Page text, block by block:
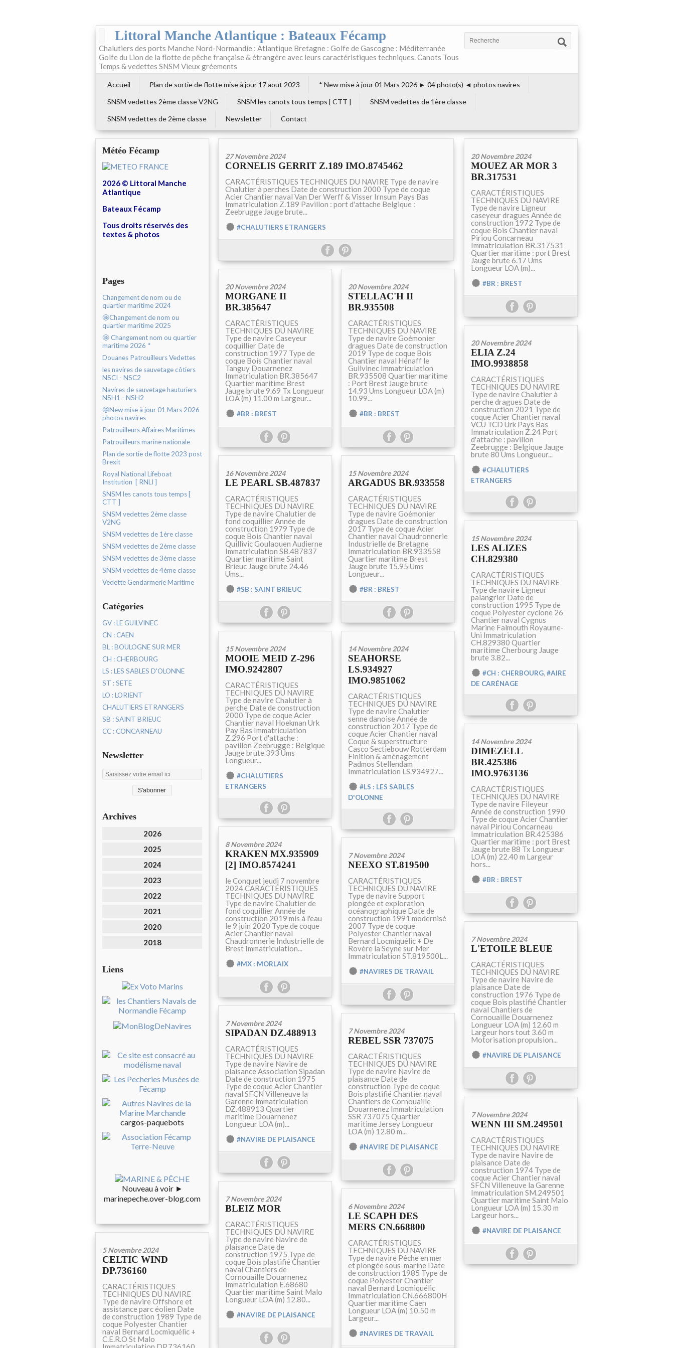
Littoral Manche Atlantique : Bateaux Fécamp
Chalutiers des ports Manche Nord-Normandie : Atlantique Bretagne : Golfe de Gascogne : Méditerranée
Golfe du Lion de la flotte de pêche française & étrangère avec leurs caractéristiques techniques. Canots Tous
Temps & vedettes SNSM Vieux gréements
Accueil Plan de sortie de flotte mise à jour 17 aout 2023
* New mise à jour 01 Mars 2026 ► 04 photo(s) ◄ photos navires
SNSM vedettes 2ème classe V2NG
SNSM les canots tous temps [ CTT ]
SNSM vedettes de 1ère classe
SNSM vedettes de 2ème classe
Newsletter Contact
Météo Fécamp
2026 © Littoral Manche
Atlantique
Bateaux Fécamp
Tous droits réservés des
textes & photos
Pages
Changement de nom ou de
quartier maritime 2024
🤩Changement de nom ou
quartier maritime 2025
🤩 Changement nom ou quartier
maritime 2026 *
Douanes Patrouilleurs Vedettes
les navires de sauvetage côtiers
NSCI - NSC2
Navires de sauvetage hauturiers
NSH1 - NSH2
🤩New mise à jour 01 Mars 2026
photos navires
Patrouilleurs Affaires Maritimes
Patrouilleurs marine nationale
Plan de sortie de flotte 2023 post
Brexit
Royal National Lifeboat
Institution [ RNLI ]
SNSM les canots tous temps [
CTT ]
SNSM vedettes 2ème classe
V2NG
SNSM vedettes de 1ère classe
SNSM vedettes de 2ème classe
SNSM vedettes de 3ème classe
SNSM vedettes de 4ème classe
Vedette Gendarmerie Maritime
Catégories
GV : LE GUILVINEC
CN : CAEN
BL : BOULOGNE SUR MER
CH : CHERBOURG
LS : LES SABLES D'OLONNE
ST : SETE
LO : LORIENT
CHALUTIERS ETRANGERS
SB : SAINT BRIEUC
CC : CONCARNEAU
Newsletter
Archives
2026
2025
2024
2023
2022
2021
2020
2018
Liens
cargos-paquebots
Nouveau à voir ►
marinepeche.over-blog.com
27 Novembre 2024
CORNELIS GERRIT Z.189 IMO.8745462
CARACTÉRISTIQUES TECHNIQUES DU NAVIRE Type de navire
Chalutier à perches Date de construction 2000 Type de coque
Acier Chantier naval Van Der Werff & Visser Irnsum Pays Bas
Immatriculation Z.189 Pavillon : port d'attache Belgique :
Zeebrugge Jauge brute...
#CHALUTIERS ETRANGERS
20 Novembre 2024
MOUEZ AR MOR 3
BR.317531
CARACTÉRISTIQUES
TECHNIQUES DU NAVIRE
Type de navire Ligneur
caseyeur dragues Année de
construction 1972 Type de
coque Bois Chantier naval
Piriou Concarneau
Immatriculation BR.317531
Quartier maritime : port Brest
Jauge brute 6.17 Ums
Longueur LOA (m)...
#BR : BREST
20 Novembre 2024
MORGANE II
BR.385647
CARACTÉRISTIQUES
TECHNIQUES DU NAVIRE
Type de navire Caseyeur
coquillier Date de
construction 1977 Type de
coque Bois Chantier naval
Tanguy Douarnenez
Immatriculation BR.385647
Quartier maritime Brest
Jauge brute 9.69 Tx Longueur
LOA (m) 11.00 m Largeur...
#BR : BREST
20 Novembre 2024
STELLAC'H II
BR.935508
CARACTÉRISTIQUES
TECHNIQUES DU NAVIRE
Type de navire Goémonier
dragues Date de construction
2019 Type de coque Bois
Chantier naval Hénaff le
Guilvinec Immatriculation
BR.935508 Quartier maritime
: Port Brest Jauge brute
14.93 Ums Longueur LOA (m)
10.99...
#BR : BREST
20 Novembre 2024
ELIA Z.24
IMO.9938858
CARACTÉRISTIQUES
TECHNIQUES DU NAVIRE
Type de navire Chalutier à
perche dragues Date de
construction 2021 Type de
coque Acier Chantier naval
VCU TCD Urk Pays Bas
Immatriculation Z.24 Port
d'attache : pavillon
Zeebrugge : Belgique Jauge
brute 80 Ums Longueur...
#CHALUTIERS
ETRANGERS
16 Novembre 2024
LE PEARL SB.487837
CARACTÉRISTIQUES
TECHNIQUES DU NAVIRE
Type de navire Chalutier de
fond coquillier Année de
construction 1979 Type de
coque Bois Chantier naval
Quillivic Goulaouen Audierne
Immatriculation SB.487837
Quartier maritime Saint
Brieuc Jauge brute 24.46
Ums...
#SB : SAINT BRIEUC
15 Novembre 2024
ARGADUS BR.933558
CARACTÉRISTIQUES
TECHNIQUES DU NAVIRE
Type de navire Goémonier
dragues Date de construction
2017 Type de coque Acier
Chantier naval Chaudronnerie
Industrielle de Bretagne
Immatriculation BR.933558
Quartier maritime Brest
Jauge brute 15.95 Ums
Longueur...
#BR : BREST
15 Novembre 2024
LES ALIZES
CH.829380
CARACTÉRISTIQUES
TECHNIQUES DU NAVIRE
Type de navire Ligneur
palangrier Date de
construction 1995 Type de
coque Polyester cyclone 26
Chantier naval Cygnus
Marine Falmouth Royaume-
Uni Immatriculation
CH.829380 Quartier
maritime Cherbourg Jauge
brute 3.82...
#CH : CHERBOURG,#AIRE
DE CARÉNAGE
15 Novembre 2024
MOOIE MEID Z-296
IMO.9242807
CARACTÉRISTIQUES
TECHNIQUES DU NAVIRE
Type de navire Chalutier à
perche Date de construction
2000 Type de coque Acier
Chantier naval Hoekman Urk
Pay Bas Immatriculation
Z.296 Port d'attache :
pavillon Zeebrugge : Belgique
Jauge brute 393 Ums
Longueur...
#CHALUTIERS
ETRANGERS
14 Novembre 2024
SEAHORSE
LS.934927
IMO.9851062
CARACTÉRISTIQUES
TECHNIQUES DU NAVIRE
Type de navire Chalutier
senne danoise Année de
construction 2017 Type de
coque Acier Chantier naval
Coque & superstructure
Casco Sectiebouw Rotterdam
Finition & aménagement
Padmos Stellendam
Immatriculation LS.934927...
#LS : LES SABLES
D'OLONNE
14 Novembre 2024
DIMEZELL
BR.425386
IMO.9763136
CARACTÉRISTIQUES
TECHNIQUES DU NAVIRE
Type de navire Fileyeur
Année de construction 1990
Type de coque Acier Chantier
naval Piriou Concarneau
Immatriculation BR.425386
Quartier maritime : port Brest
Jauge brute 88 Tx Longueur
LOA (m) 22.40 m Largeur
hors...
#BR : BREST
8 Novembre 2024
KRAKEN MX.935909
[2] IMO.8574241
le Conquet jeudi 7 novembre
2024 CARACTÉRISTIQUES
TECHNIQUES DU NAVIRE
Type de navire Chalutier de
fond coquillier Année de
construction 2019 mis à l'eau
le 9 juin 2020 Type de coque
Acier Chantier naval
Chaudronnerie Industrielle de
Brest Immatriculation...
#MX : MORLAIX
7 Novembre 2024
NEEXO ST.819500
CARACTÉRISTIQUES
TECHNIQUES DU NAVIRE
Type de navire Support
plongée et exploration
océanographique Date de
construction 1991 modernisé
2007 Type de coque
Polyester Chantier naval
Bernard Locmiquélic + De
Rovère la Seyne sur Mer
Immatriculation ST.819500L...
#NAVIRES DE TRAVAIL
7 Novembre 2024
L'ETOILE BLEUE
CARACTÉRISTIQUES
TECHNIQUES DU NAVIRE
Type de navire Navire de
plaisance Date de
construction 1976 Type de
coque Bois plastifié Chantier
naval Chantiers de
Cornouaille Douarnenez
Longueur LOA (m) 12.60 m
Largeur hors tout 3.60 m
Motorisation propulsion...
#NAVIRE DE PLAISANCE
7 Novembre 2024
SIPADAN DZ.488913
CARACTÉRISTIQUES
TECHNIQUES DU NAVIRE
Type de navire Navire de
plaisance Association Sipadan
Date de construction 1975
Type de coque Acier Chantier
naval SFCN Villeneuve la
Garenne Immatriculation
DZ.488913 Quartier
maritime Douarnenez
Longueur LOA (m)...
#NAVIRE DE PLAISANCE
7 Novembre 2024
REBEL SSR 737075
CARACTÉRISTIQUES
TECHNIQUES DU NAVIRE
Type de navire Navire de
plaisance Date de
construction Type de coque
Bois plastifié Chantier naval
Chantiers de Cornouaille
Douarnenez Immatriculation
SSR 737075 Quartier
maritime Jersey Longueur
LOA (m) 12.80 m...
#NAVIRE DE PLAISANCE
7 Novembre 2024
WENN III SM.249501
CARACTÉRISTIQUES
TECHNIQUES DU NAVIRE
Type de navire Navire de
plaisance Date de
construction 1974 Type de
coque Acier Chantier naval
SFCN Villeneuve la Garenne
Immatriculation SM.249501
Quartier maritime Saint Malo
Longueur LOA (m) 15.30 m
Largeur hors...
#NAVIRE DE PLAISANCE
7 Novembre 2024
BLEIZ MOR
CARACTÉRISTIQUES
TECHNIQUES DU NAVIRE
Type de navire Navire de
plaisance Date de
construction 1975 Type de
coque Bois plastifié Chantier
naval Chantiers de
Cornouaille Douarnenez
Immatriculation E.68680
Quartier maritime Saint Malo
Longueur LOA (m) 12.80...
#NAVIRE DE PLAISANCE
6 Novembre 2024
LE SCAPH DES
MERS CN.668800
CARACTÉRISTIQUES
TECHNIQUES DU NAVIRE
Type de navire Pêche en mer
et plongée sous-marine Date
de construction 1985 Type de
coque Polyester Chantier
naval Bernard Locmiquélic
Immatriculation CN.666800H
Quartier maritime Caen
Longueur LOA (m) 10.50 m
Largeur...
#NAVIRES DE TRAVAIL
5 Novembre 2024
CELTIC WIND
DP.736160
CARACTÉRISTIQUES
TECHNIQUES DU NAVIRE
Type de navire Offshore et
assistance parc éolien Date
de construction 1989 Type de
coque Polyester Chantier
naval Bernard Locmiquélic +
C.E.R.O St Malo